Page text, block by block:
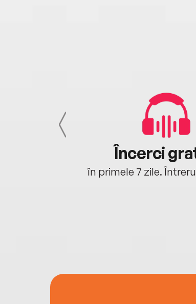
Încerci
în primele 7 zile.